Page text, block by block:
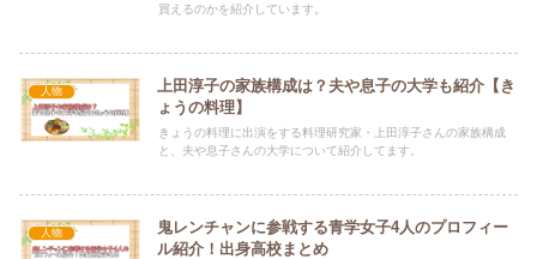
買えるのかを紹介しています。
人物
上田淳子の家族構成は？夫や息子の大学も紹介【き
ょうの料理】
きょうの料理に出演をする料理研究家・上田淳子さんの家族構成
と、夫や息子さんの大学について紹介してます。
人物
鬼レンチャンに参戦する青学女子4人のプロフィー
ル紹介！出身高校まとめ